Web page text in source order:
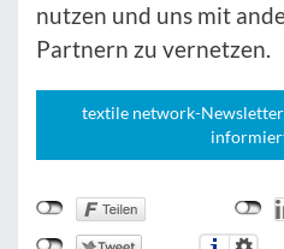
nutzen und uns mit
Partnern zu vernetzen.
textile network-